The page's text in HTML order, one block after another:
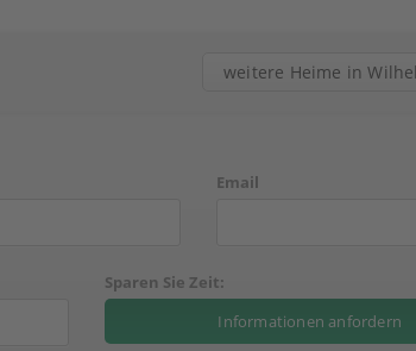
weitere Heime in
Email
Sparen Sie Zeit: